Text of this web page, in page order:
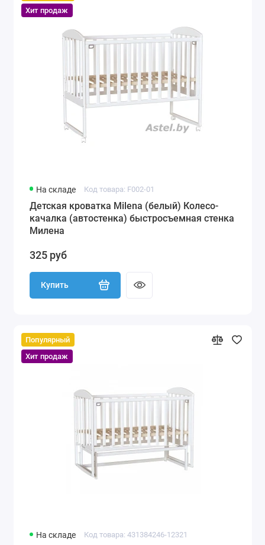
Хит продаж
На складе Код товара: F002-01
Детская кроватка Milena (белый) Колесо-
качалка (автостенка) быстросъемная стенка
Милена
325 руб
Купить
Популярный
Хит продаж
На складе Код товара: 431384246-12321